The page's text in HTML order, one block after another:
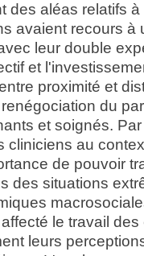
des aléas relatifs
avaient recours à
leur double
et
proximité et
du
et soignés.
cliniciens au
de pouvoir
des situations
le travail
leurs